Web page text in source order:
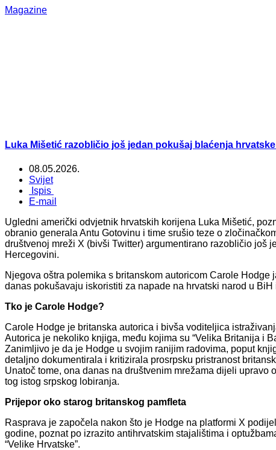
Magazine
Luka Mišetić razobličio još jedan pokušaj blaćenja
08.05.2026.
Svijet
Ispis
E-mail
Ugledni američki odvjetnik hrvatskih korijena Luka Mišetić,
obranio generala Antu Gotovinu i time srušio teze o
društvenoj mreži X (bivši Twitter) argumentirano razobličio još
Hercegovini.
Njegova oštra polemika s britanskom autoricom Carole
danas pokušavaju iskoristiti za napade na hrvatski narod u
Tko je Carole Hodge?
Carole Hodge je britanska autorica i bivša voditeljica
Autorica je nekoliko knjiga, među kojima su “Velika Britanija i
Zanimljivo je da je Hodge u svojim ranijim radovima, poput
detaljno dokumentirala i kritizirala prosrpsku pristranost
Unatoč tome, ona danas na društvenim mrežama dijeli
tog istog srpskog lobiranja.
Prijepor oko starog britanskog pamfleta
Rasprava je započela nakon što je Hodge na platformi X
godine, poznat po izrazito antihrvatskim stajalištima i
“Velike Hrvatske”.